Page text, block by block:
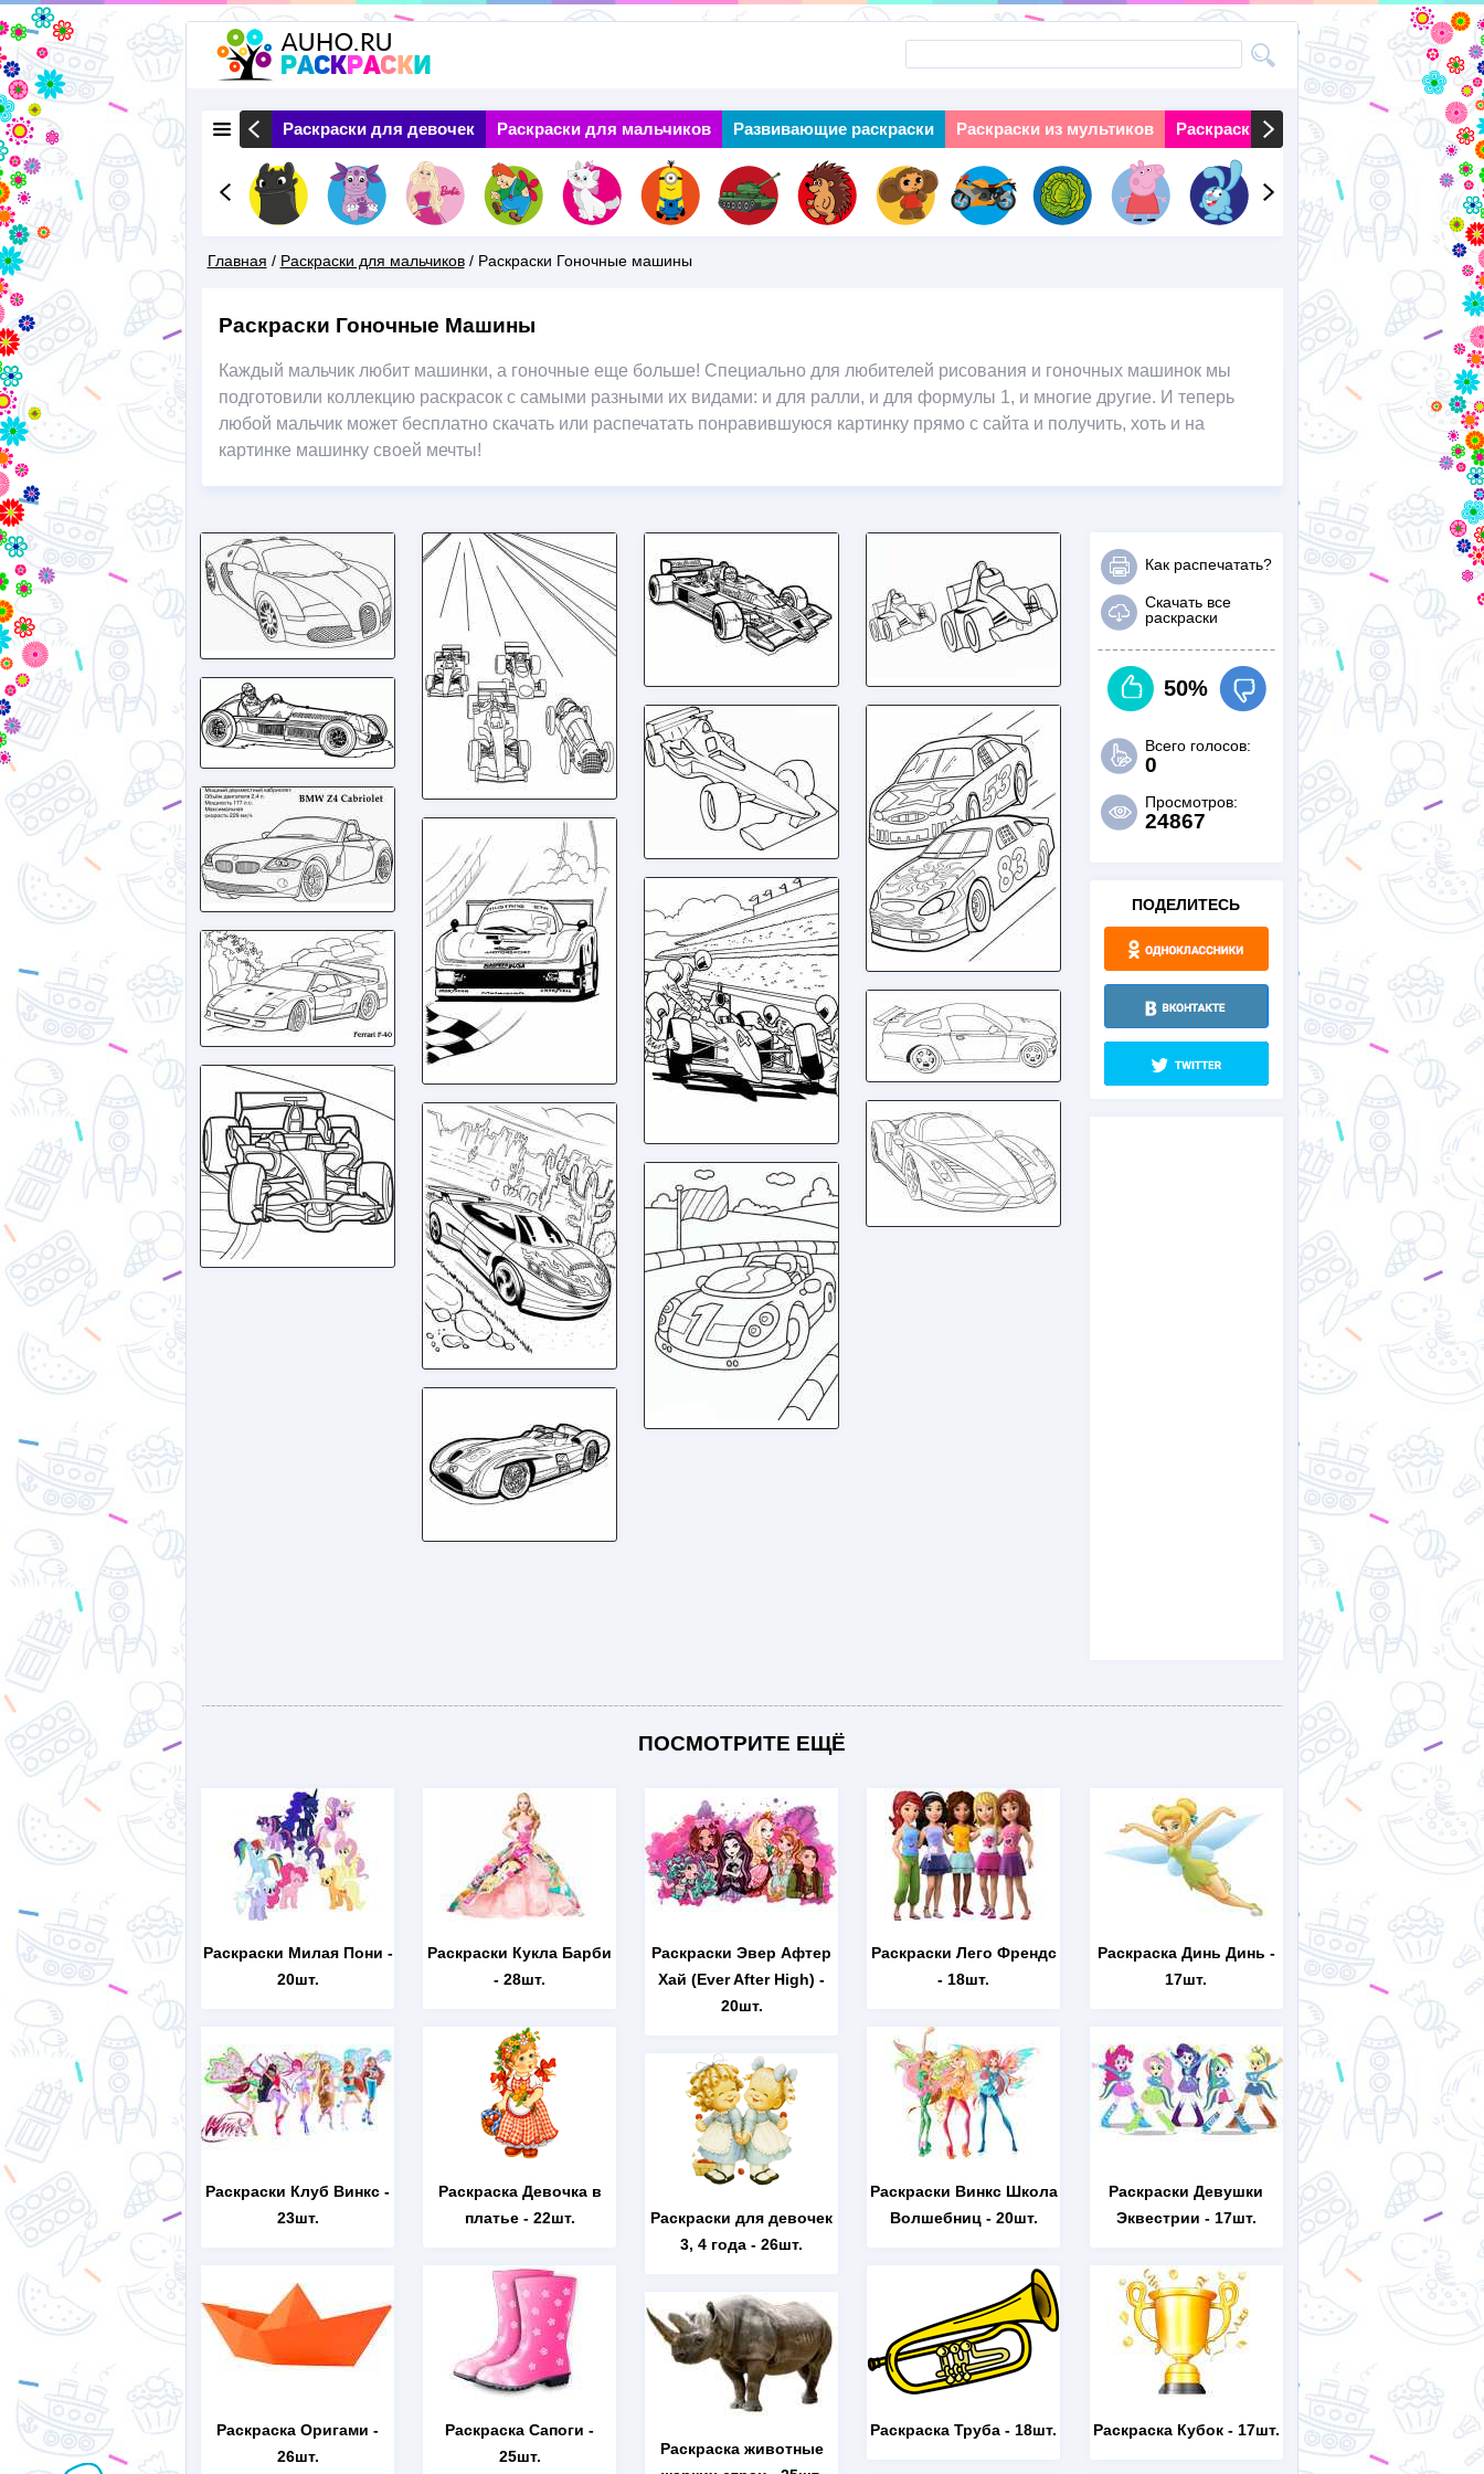
основному
содержанию
Раскраски Природа Раскраски для девочек Раскраски для мальчиков Развивающие раскраски Раскраски из мультиков Раскраски на праздники
Next
Здесь
Главная / Раскраски для мальчиков / Раскраски Гоночные машины
Раскраски Гоночные Машины
Каждый мальчик любит машинки, а гоночные еще больше! Специально для любителей рисования и гоночных машинок мы
подготовили коллекцию раскрасок с самыми разными их видами: и для ралли, и для формулы 1, и многие другие. И теперь
любой мальчик может бесплатно скачать или распечатать понравившуюся картинку прямо с сайта и получить, хоть и на
картинке машинку своей мечты!
Как распечатать?
Скачать все
раскраски
50%
Всего голосов:
0
Просмотров:
24867
ПОДЕЛИТЕСЬ
ПОСМОТРИТЕ ЕЩЁ
Раскраски Милая Пони -
20шт.
Раскраски Клуб Винкс -
23шт.
Раскраска Оригами -
26шт.
Раскраски Кукла Барби
- 28шт.
Раскраска Девочка в
платье- 22шт.
Раскраска Сапоги -
25шт.
Раскраски Эвер Афтер
Хай (Ever After High) -
20шт.
Раскраски для девочек
3, 4 года - 26шт.
Раскраска животные
Раскраски Лего Френдс
- 18шт.
Раскраски Винкс Школа
Волшебниц- 20шт.
Раскраска Труба - 18шт.
Раскраска Динь Динь -
17шт.
Раскраски Девушки
Эквестрии - 17шт.
Раскраска Кубок- 17шт.